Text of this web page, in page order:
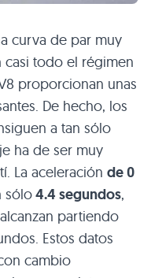
curva de par muy
casi todo el régimen
proporcionan unas
De hecho, los
a tan sólo
ha de ser muy
La aceleración de 0
sólo4.4 segundos,
partiendo
Estos datos
cambio